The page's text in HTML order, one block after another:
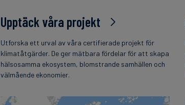
Upptäck våra projekt
Utforska ett urval av våra certifierade projekt för
klimatåtgärder. De ger mätbara fördelar för att skapa
hälsosamma ekosystem, blomstrande samhällen och
välmående ekonomier.